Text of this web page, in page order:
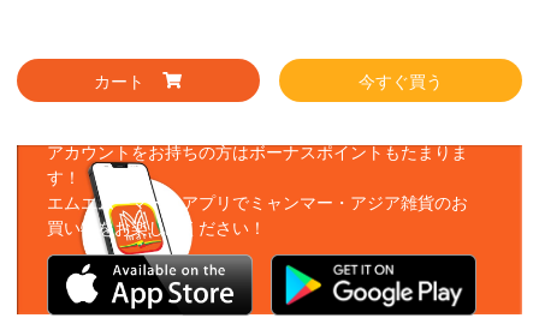
カート 今すぐ買う
アカウントをお持ちの方はボーナスポイントもたまりま
す！
エムエムーマートアプリでミャンマー・アジア雑貨のお
買い物をお楽しみください！